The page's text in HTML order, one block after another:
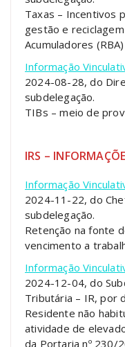
Taxas – Incentivos
gestão e
Acumuladores (RBA)
Informação
2024-08-28, do
subdelegação.
TIBs – meio de
IRS –
Informação
2024-11-22, do
subdelegação.
Retenção na fonte
vencimento a
Informação
2024-12-04, do
Tributária – IR, por
Residente não
atividade de
da Portaria nº 230/